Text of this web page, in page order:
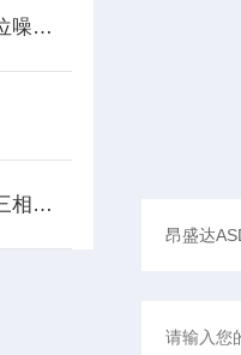
信号频谱分析仪在测量相位噪声时哪些需要注意的
看完本篇你就知道什么是三相功率分析仪了